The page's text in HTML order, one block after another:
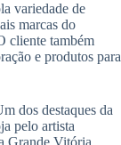
variedade de
marcas do
cliente também
e produtos para
dos destaques da
pelo artista